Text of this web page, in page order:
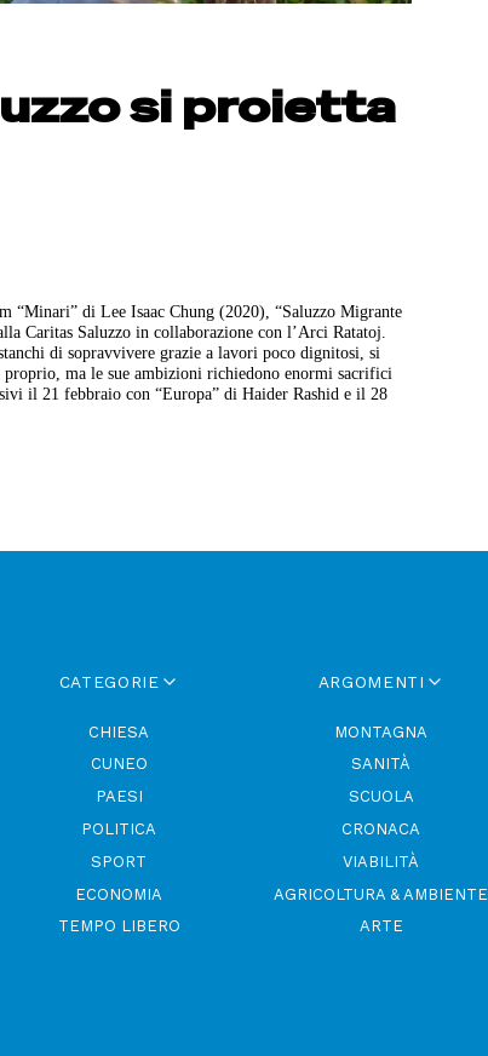
si proietta
di Lee Isaac Chung (2020), “Saluzzo Migrante
Caritas Saluzzo in collaborazione con l’Arci Ratatoj.
di sopravvivere grazie a lavori poco dignitosi, si
ma le sue ambizioni richiedono enormi sacrifici
il 21 febbraio con “Europa” di Haider Rashid e il 28
CATEGORIE
CHIESA
CUNEO
PAESI
POLITICA
SPORT
ECONOMIA
TEMPO LIBERO
ARGOMENTI
MONTAGNA
SANITÀ
SCUOLA
CRONACA
VIABILITÀ
AGRICOLTURA & AMBIENTE
ARTE